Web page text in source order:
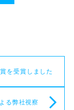
を受賞しました
る弊社視察